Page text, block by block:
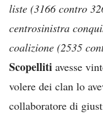
liste (3166 contro
centrosinistra
coalizione (2535
Scopelliti avesse
volere dei clan lo
collaboratore di